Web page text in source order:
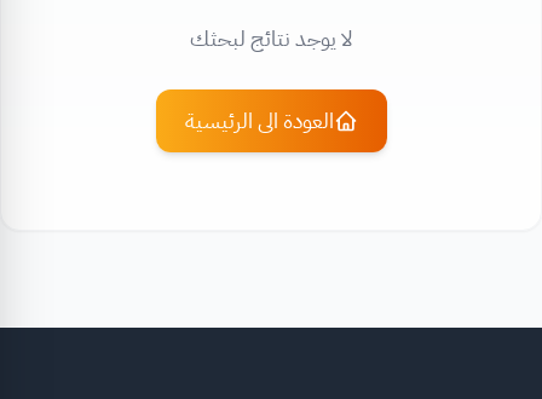
لا يوجد نتائج لبحثك
العودة الى الرئيسية